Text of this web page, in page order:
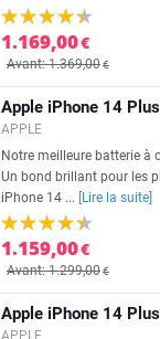
1.169,00€
Avant: 1.369,00€
Apple iPhone 14
APPLE
Notre meilleure batterie à
Un bond brillant pour les
iPhone 14 ...
[Lire la suite]
1.159,00€
Avant: 1.299,00€
Apple iPhone 14
APPLE